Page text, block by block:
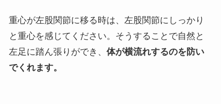
重心が左股関節に移る時は、左股関節にしっかり
と重心を感じてください。そうすることで自然と
左足に踏ん張りができ、 体が横流れするのを防い
でくれます。